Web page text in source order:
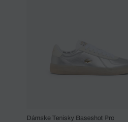
Dámske Tenisky Baseshot Pro